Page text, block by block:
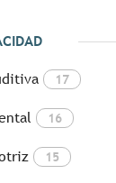
17
16
15